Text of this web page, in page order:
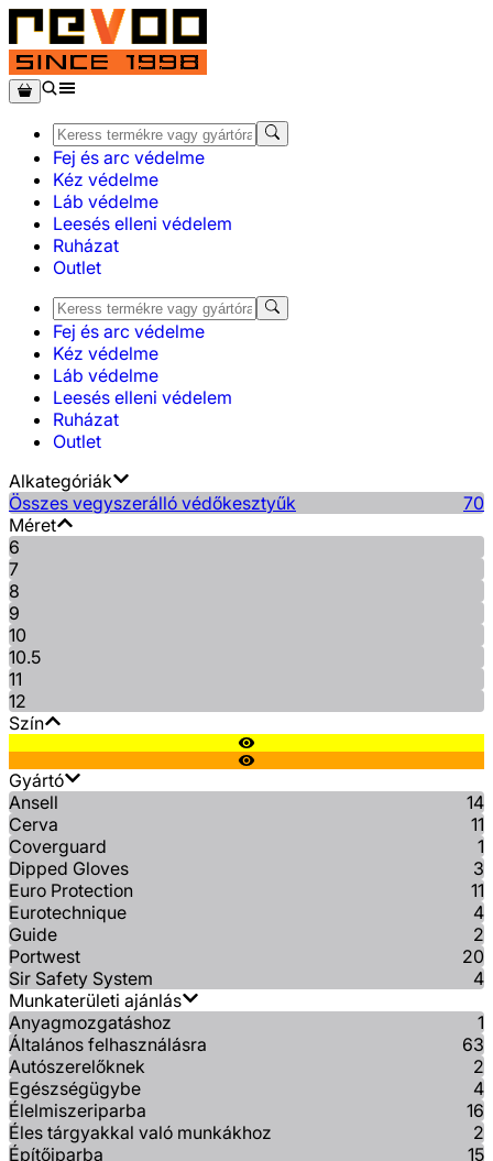
Fej és arc védelme
Kéz védelme
Láb védelme
Leesés elleni védelem
Ruházat
Outlet
Fej és arc védelme
Kéz védelme
Láb védelme
Leesés elleni védelem
Ruházat
Outlet
Alkategóriák
Összes vegyszerálló védőkesztyűk
70
Méret
6
7
8
9
10
10.5
11
12
Szín
Gyártó
Ansell
14
Cerva
11
Coverguard
1
Dipped Gloves
3
Euro Protection
11
Eurotechnique
4
Guide
2
Portwest
20
Sir Safety System
4
Munkaterületi ajánlás
Anyagmozgatáshoz
1
Általános felhasználásra
63
Autószerelőknek
2
Egészségügybe
4
Élelmiszeriparba
16
Éles tárgyakkal való munkákhoz
2
Építőiparba
15